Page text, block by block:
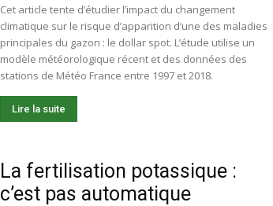
Cet article tente d’étudier l’impact du changement
climatique sur le risque d’apparition d’une des maladies
principales du gazon : le dollar spot. L’étude utilise un
modèle météorologique récent et des données des
stations de Météo France entre 1997 et 2018.
Lire la suite
La fertilisation potassique :
c’est pas automatique